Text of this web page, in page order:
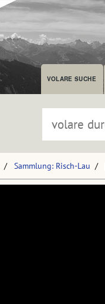
VOLARE SUCHE
Sammlung: Risch-Lau